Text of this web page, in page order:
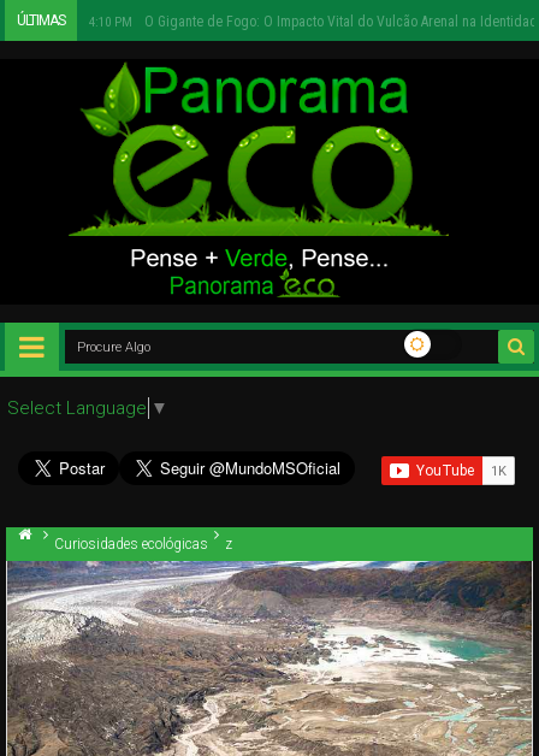
ÚLTIMAS 12:27 PM Urbanismo Sustentável e Infraestrutura Social
Select Language ▼
Curiosidades ecológicas z